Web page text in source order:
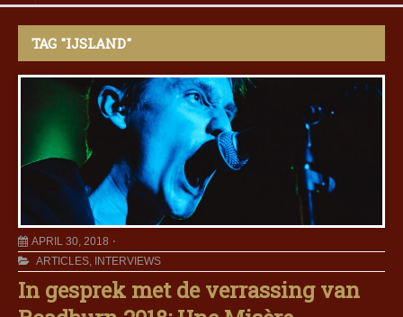
TAG "IJSLAND"
APRIL 30, 2018
ARTICLES, INTERVIEWS
In gesprek met de verrassing van